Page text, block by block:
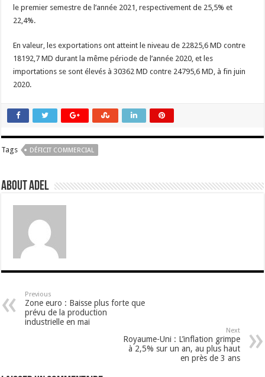
le premier semestre de l’année 2021, respectivement de 25,5% et
22,4%.
En valeur, les exportations ont atteint le niveau de 22825,6 MD contre
18192,7 MD durant la même période de l’année 2020, et les
importations se sont élevés à 30362 MD contre 24795,6 MD, à fin juin
2020.
Tags DÉFICIT COMMERCIAL
About Adel
Previous
Zone euro : Baisse plus forte que
prévu de la production
industrielle en mai
Next
Royaume-Uni : L’inflation grimpe
à 2,5% sur un an, au plus haut
en près de 3 ans